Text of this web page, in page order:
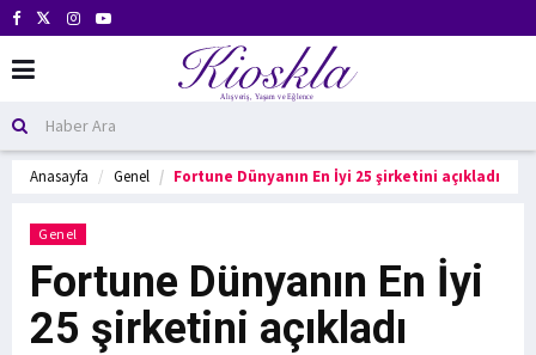
Anasayfa Genel Fortune Dünyanın En İyi 25 şirketini açıkladı
Genel
Fortune Dünyanın En İyi
25 şirketini açıkladı